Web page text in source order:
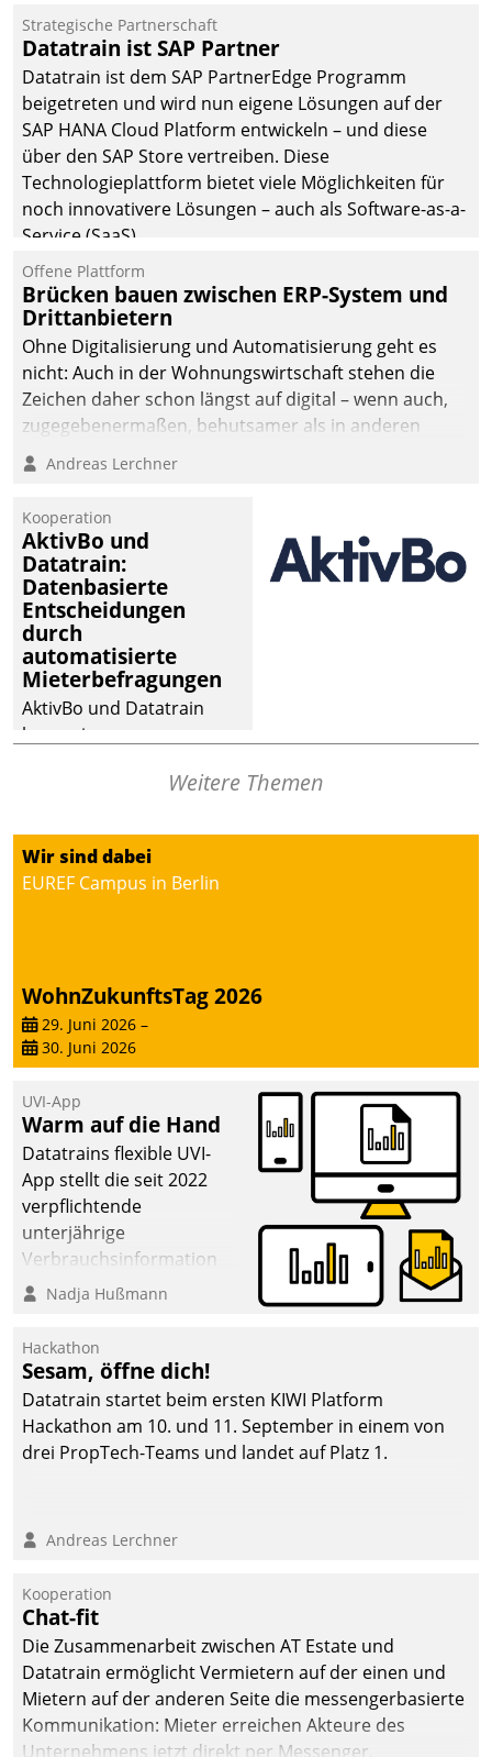
Strategische Partnerschaft
Datatrain ist SAP Partner
Datatrain ist dem SAP PartnerEdge Programm
beigetreten und wird nun eigene Lösungen auf der
SAP HANA Cloud Platform entwickeln – und diese
über den SAP Store vertreiben. Diese
Technologieplattform bietet viele Möglichkeiten für
noch innovativere Lösungen – auch als Software-as-a-
Service (SaaS).
Offene Plattform
Brücken bauen zwischen ERP-System und
Drittanbietern
Ohne Digitalisierung und Automatisierung geht es
nicht: Auch in der Wohnungswirtschaft stehen die
Zeichen daher schon längst auf digital – wenn auch,
zugegebenermaßen, behutsamer als in anderen
Branchen.
Andreas Lerchner
Kooperation
AktivBo und
Datatrain:
Datenbasierte
Entscheidungen
durch
automatisierte
Mieterbefragungen
AktivBo und Datatrain
kooperieren –
profitieren: Die nahtlose
von AktivBo und
Datatrain ermöglicht
automatisiert ausgelöste,
intelligente,
datengestützte
Entscheidungen.
Weitere Themen
Wir sind dabei
EUREF Campus in Berlin
WohnZukunftsTag 2026
29. Juni 2026 –
30. Juni 2026
UVI-App
Warm auf die Hand
Datatrains flexible UVI-
App stellt die seit 2022
verpflichtende
unterjährige
Verbrauchsinformation
schnell, zuverlässig und
Die monatlichen
Mitteilungen zum
Heizungs- und
Wasserverbrauch gehen
automatisiert, vollständig
und auf Wunsch über
Kommunikationswege bei
Nadja Hußmann
Hackathon
Sesam, öffne dich!
Datatrain startet beim ersten KIWI Platform
Hackathon am 10. und 11. September in einem von
drei PropTech-Teams und landet auf Platz 1.
Andreas Lerchner
Kooperation
Chat-fit
Die Zusammenarbeit zwischen AT Estate und
Datatrain ermöglicht Vermietern auf der einen und
Mietern auf der anderen Seite die messengerbasierte
Kommunikation: Mieter erreichen Akteure des
Unternehmens jetzt direkt per Messenger,